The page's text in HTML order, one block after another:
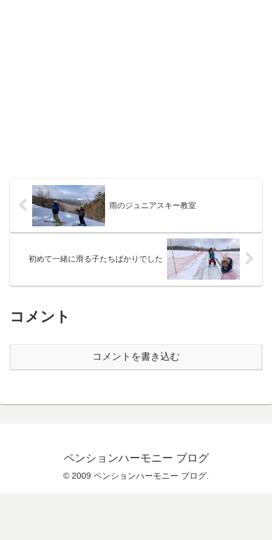
雨のジュニアスキー教室
初めて一緒に滑る子たちばかりでした
コメント
コメントを書き込む
ペンションハーモニー ブログ
© 2009 ペンションハーモニー ブログ.